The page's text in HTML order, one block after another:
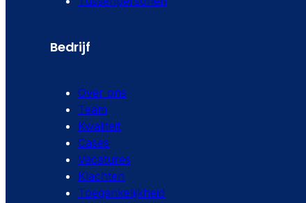
Bedrijf
Over ons
Team
Kwaliteit
Cases
Vacatures
Klachten
Toegankelijkheid